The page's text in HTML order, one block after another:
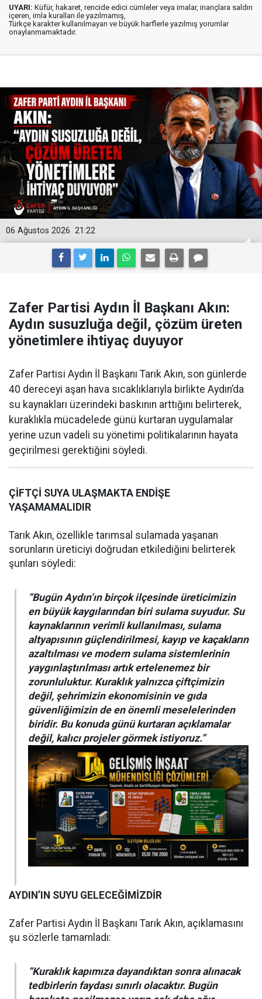
UYARI: Küfür, hakaret, rencide edici cümleler veya imalar, inançlara saldırı
içeren, imla kuralları ile yazılmamış,
Türkçe karakter kullanılmayan ve büyük harflerle yazılmış yorumlar
onaylanmamaktadır.
21:22
06 Ağustos 2026
Zafer Partisi Aydın İl Başkanı Akın:
Aydın susuzluğa değil, çözüm üreten
yönetimlere ihtiyaç duyuyor
Zafer Partisi Aydın İl Başkanı Tarık Akın, son günlerde
40 dereceyi aşan hava sıcaklıklarıyla birlikte Aydın’da
su kaynakları üzerindeki baskının arttığını belirterek,
kuraklıkla mücadelede günü kurtaran uygulamalar
yerine uzun vadeli su yönetimi politikalarının hayata
geçirilmesi gerektiğini söyledi.
ÇİFTÇİ SUYA ULAŞMAKTA ENDİŞE
YAŞAMAMALIDIR
Tarık Akın, özellikle tarımsal sulamada yaşanan
sorunların üreticiyi doğrudan etkilediğini belirterek
şunları söyledi:
“Bugün Aydın’ın birçok ilçesinde üreticimizin
en büyük kaygılarından biri sulama suyudur. Su
kaynaklarının verimli kullanılması, sulama
altyapısının güçlendirilmesi, kayıp ve kaçakların
azaltılması ve modern sulama sistemlerinin
yaygınlaştırılması artık ertelenemez bir
zorunluluktur. Kuraklık yalnızca çiftçimizin
değil, şehrimizin ekonomisinin ve gıda
güvenliğimizin de en önemli meselelerinden
biridir. Bu konuda günü kurtaran açıklamalar
değil, kalıcı projeler görmek istiyoruz.”
AYDIN’IN SUYU GELECEĞİMİZDİR
Zafer Partisi Aydın İl Başkanı Tarık Akın, açıklamasını
şu sözlerle tamamladı:
“Kuraklık kapımıza dayandıktan sonra alınacak
tedbirlerin faydası sınırlı olacaktır. Bugün